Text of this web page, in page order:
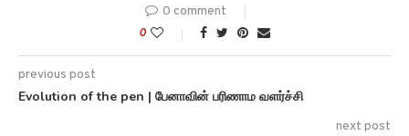
0 comment
0
previous post
Evolution of the pen | பேனாவின் பரிணாம வளர்ச்சி
next post